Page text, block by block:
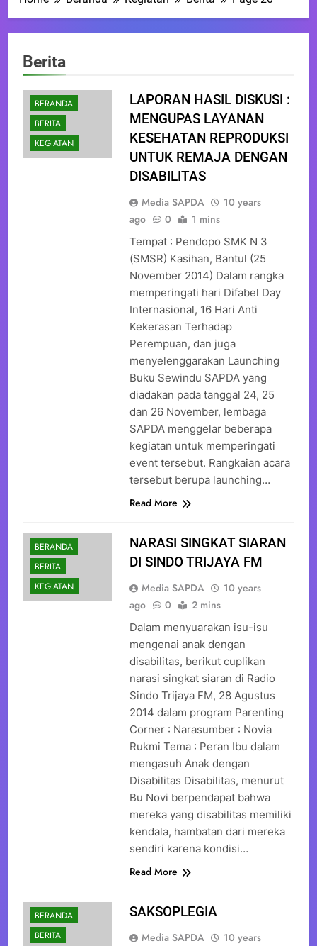
Berita
BERANDA
BERITA
KEGIATAN
LAPORAN HASIL DISKUSI :
MENGUPAS LAYANAN
KESEHATAN REPRODUKSI
UNTUK REMAJA DENGAN
DISABILITAS
Media SAPDA
10 years
ago
0 1 mins
Tempat : Pendopo SMK N 3
(SMSR) Kasihan, Bantul (25
November 2014) Dalam rangka
memperingati hari Difabel Day
Internasional, 16 Hari Anti
Kekerasan Terhadap
Perempuan, dan juga
menyelenggarakan Launching
Buku Sewindu SAPDA yang
diadakan pada tanggal 24, 25
dan 26 November, lembaga
SAPDA menggelar beberapa
kegiatan untuk memperingati
event tersebut. Rangkaian acara
tersebut berupa launching…
Read More
BERANDA
BERITA
KEGIATAN
NARASI SINGKAT SIARAN
DI SINDO TRIJAYA FM
Media SAPDA
10 years
ago
0 2 mins
Dalam menyuarakan isu-isu
mengenai anak dengan
disabilitas, berikut cuplikan
narasi singkat siaran di Radio
Sindo Trijaya FM, 28 Agustus
2014 dalam program Parenting
Corner : Narasumber : Novia
Rukmi Tema : Peran Ibu dalam
mengasuh Anak dengan
Disabilitas Disabilitas, menurut
Bu Novi berpendapat bahwa
mereka yang disabilitas memiliki
kendala, hambatan dari mereka
sendiri karena kondisi…
Read More
BERANDA
BERITA
SAKSOPLEGIA
Media SAPDA
10 years